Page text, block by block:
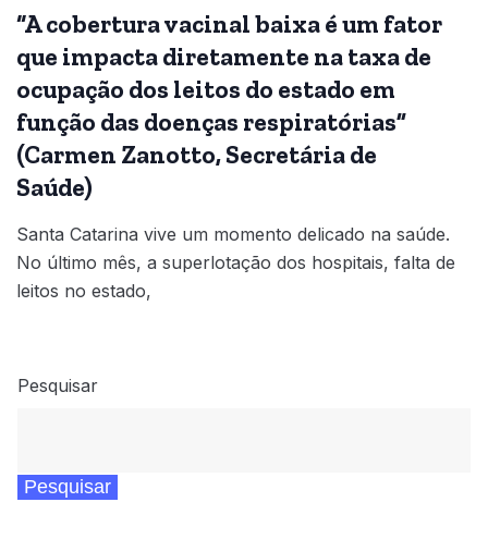
“A cobertura vacinal baixa é um fator
que impacta diretamente na taxa de
ocupação dos leitos do estado em
função das doenças respiratórias”
(Carmen Zanotto, Secretária de
Saúde)
Santa Catarina vive um momento delicado na saúde.
No último mês, a superlotação dos hospitais, falta de
leitos no estado,
Pesquisar
Pesquisar